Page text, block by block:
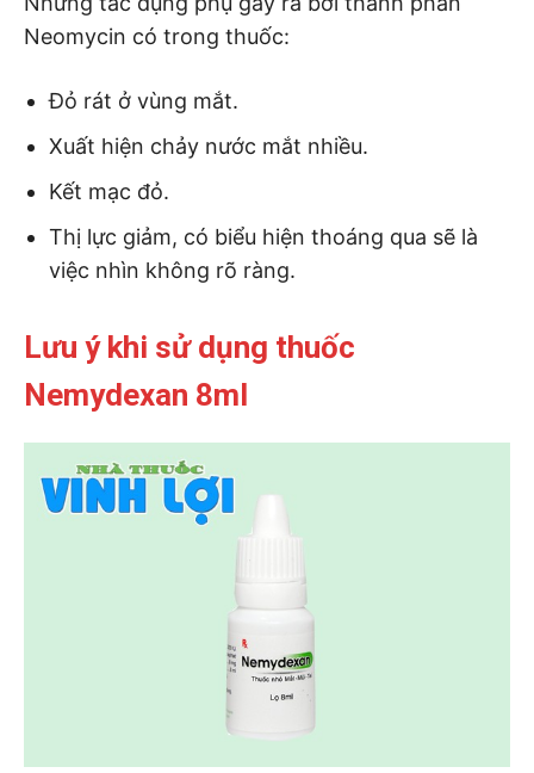
Neomycin có trong thuốc:
Đỏ rát ở vùng mắt.
Xuất hiện chảy nước mắt nhiều.
Kết mạc đỏ.
Thị lực giảm, có biểu hiện thoáng qua sẽ là
việc nhìn không rõ ràng.
Lưu ý khi sử dụng thuốc
Nemydexan 8ml